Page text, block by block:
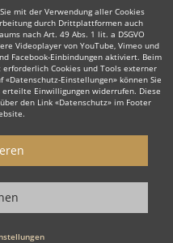
mit der Verwendung aller Cookies
durch Drittplattformen auch
nach Art. 49 Abs. 1 lit. a DSGVO
Videoplayer von YouTube, Vimeo und
Facebook-Einbindungen aktiviert. Beim
Cookies und Tools externer
Einstellungen» können Sie
Einwilligungen widerrufen. Diese
den Link «Datenschutz» im Footer